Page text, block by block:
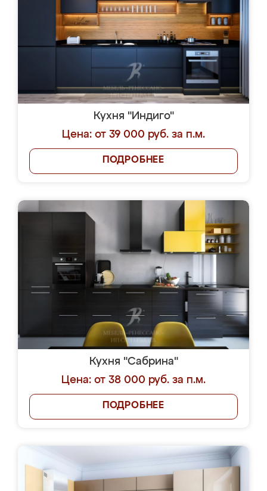
Кухня "Индиго"
Цена: от 39 000 руб. за п.м.
ПОДРОБНЕЕ
Кухня "Сабрина"
Цена: от 38 000 руб. за п.м.
ПОДРОБНЕЕ